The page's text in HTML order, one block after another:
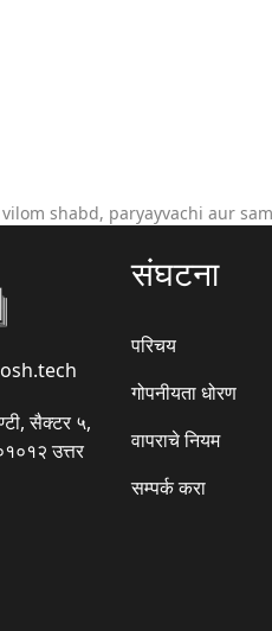
shabd, paryayvachi aur
सैक्टर ५,
उत्तर
संघटना
परिचय
गोपनीयता धोरण
वापराचे नियम
सम्पर्क करा